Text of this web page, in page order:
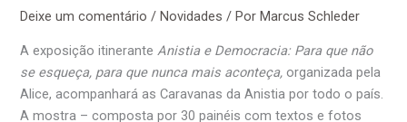
Deixe um comentário /Novidades / PorMarcus Schleder
A exposição itineranteAnistia e Democracia: Para que não
se esqueça, para que nunca mais aconteça, organizada pela
Alice, acompanhará as Caravanas da Anistia por todo o país.
A mostra – composta por 30 painéis com textos e fotos